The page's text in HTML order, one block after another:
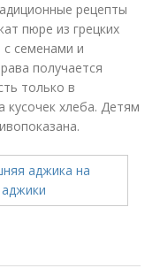
рецепты
пюре из грецких
с семенами и
получается
только в
кусочек хлеба. Детям